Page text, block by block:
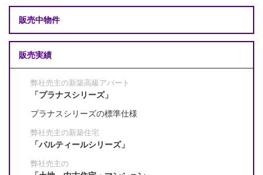
販売中物件
販売実績
弊社売主の新築高級アパート
「プラナスシリーズ」
プラナスシリーズの標準仕様
弊社売主の新築住宅
「パルティールシリーズ」
弊社売主の